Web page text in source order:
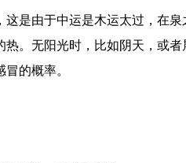
是由于中运是木运太过，在
。无阳光时，比如阴天，或
的概率。